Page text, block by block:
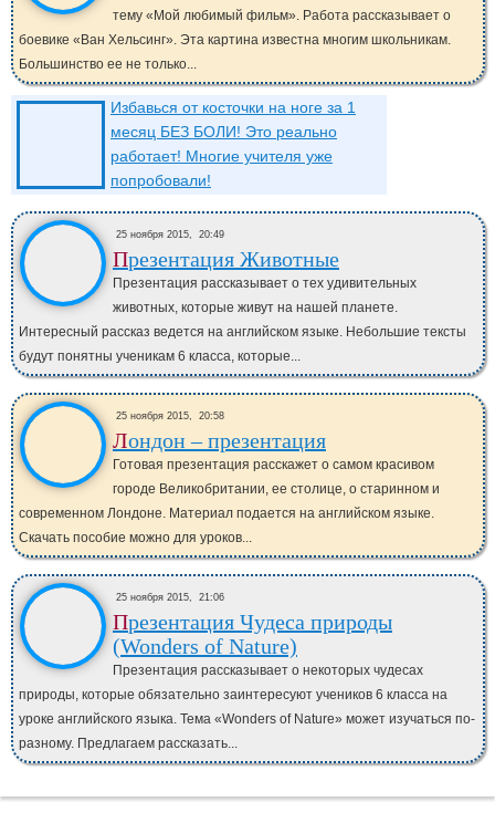
тему «Мой любимый фильм». Работа рассказывает о
боевике «Ван Хельсинг». Эта картина известна многим школьникам.
Большинство ее не только...
Избавься от косточки на ноге за 1
месяц БЕЗ БОЛИ! Это реально
работает! Многие учителя уже
попробовали!
25 ноября 2015, 20:49
Презентация Животные
Презентация рассказывает о тех удивительных
животных, которые живут на нашей планете.
Интересный рассказ ведется на английском языке. Небольшие тексты
будут понятны ученикам 6 класса, которые...
25 ноября 2015, 20:58
Лондон – презентация
Готовая презентация расскажет о самом красивом
городе Великобритании, ее столице, о старинном и
современном Лондоне. Материал подается на английском языке.
Скачать пособие можно для уроков...
25 ноября 2015, 21:06
Презентация Чудеса природы
(Wonders of Nature)
Презентация рассказывает о некоторых чудесах
природы, которые обязательно заинтересуют учеников 6 класса на
уроке английского языка. Тема «Wonders of Nature» может изучаться по-
разному. Предлагаем рассказать...